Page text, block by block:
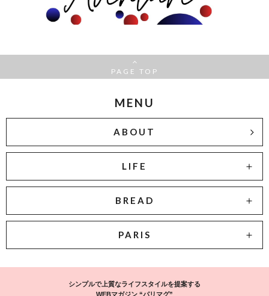
PAGE TOP
MENU
ABOUT
LIFE
BREAD
PARIS
シンプルで上質なライフスタイルを提案する
WEBマガジン “パリマグ”